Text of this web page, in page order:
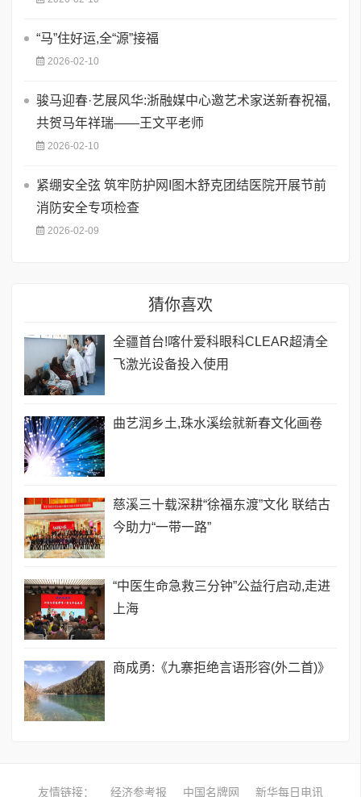
​“马”住好运,全“源”接福
2026-02-10
骏马迎春·艺展风华:浙融媒中心邀艺术家送新春祝福,
共贺马年祥瑞——王文平老师
2026-02-10
紧绷安全弦 筑牢防护网I图木舒克团结医院开展节前
消防安全专项检查
2026-02-09
猜你喜欢
全疆首台!喀什爱科眼科CLEAR超清全
飞激光设备投入使用
曲艺润乡土,珠水溪绘就新春文化画卷
慈溪三十载深耕“徐福东渡”文化 联结古
今助力“一带一路”
“中医生命急救三分钟”公益行启动,走进
上海
商成勇:《九寨拒绝言语形容(外二首)》
友情链接： 经济参考报 中国名牌网 新华每日电讯